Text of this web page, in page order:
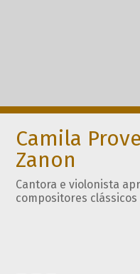
Camila
Zanon
Cantora e violonista
compositores